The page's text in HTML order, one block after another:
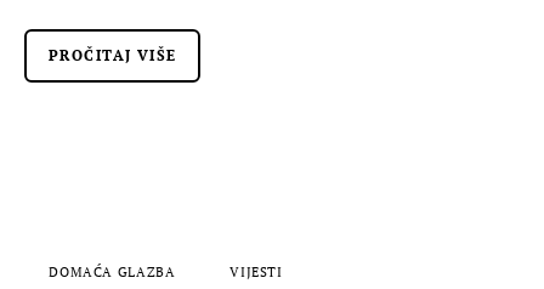
PROČITAJ VIŠE
DOMAĆA GLAZBA VIJESTI